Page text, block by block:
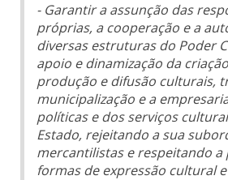
- Garantir a assunção das
próprias, a cooperação e a
diversas estruturas do Poder
apoio e dinamização da
produção e difusão culturais,
municipalização e a
políticas e dos serviços
Estado, rejeitando a sua
mercantilistas e respeitando a
formas de expressão cultural